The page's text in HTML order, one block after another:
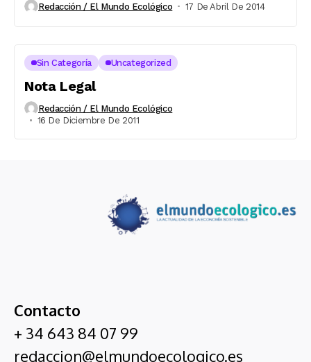
Redacción / El Mundo Ecológico 17 De Abril De 2014
Sin Categoría Uncategorized
Nota Legal
Redacción / El Mundo Ecológico
16 De Diciembre De 2011
Contacto
+ 34 643 84 07 99
redaccion@elmundoecologico.es